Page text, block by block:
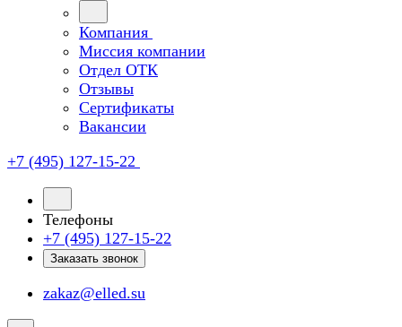
Компания
Миссия компании
Отдел ОТК
Отзывы
Сертификаты
Вакансии
+7 (495) 127-15-22
Телефоны
+7 (495) 127-15-22
Заказать звонок
zakaz@elled.su